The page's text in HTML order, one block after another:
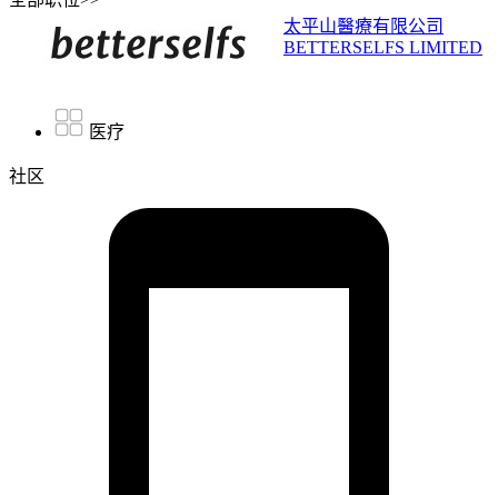
太平山醫療有限公司
BETTERSELFS LIMITED
医疗
社区